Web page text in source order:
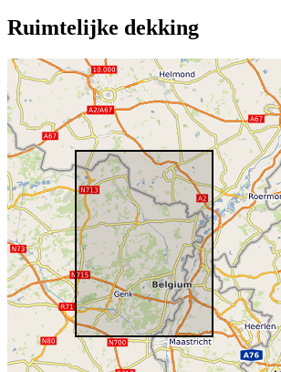
Ruimtelijke dekking